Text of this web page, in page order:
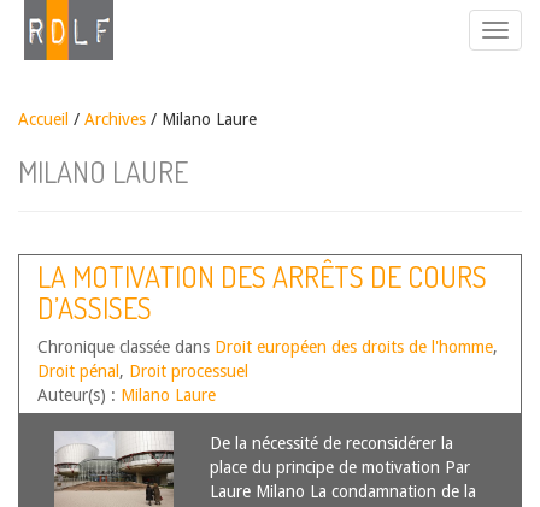
Accueil / Archives / Milano Laure
MILANO LAURE
LA MOTIVATION DES ARRÊTS DE COURS
D’ASSISES
Chronique classée dans Droit européen des droits de l'homme,
Droit pénal , Droit processuel
Auteur(s) : Milano Laure
De la nécessité de reconsidérer la
place du principe de motivation Par
Laure Milano La condamnation de la